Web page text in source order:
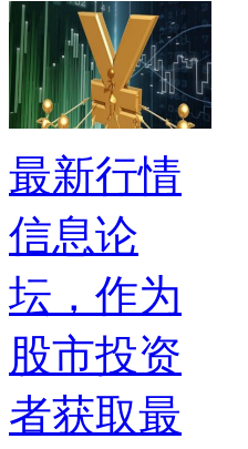
最新行情
信息论
坛，作为
股市投资
者获取最